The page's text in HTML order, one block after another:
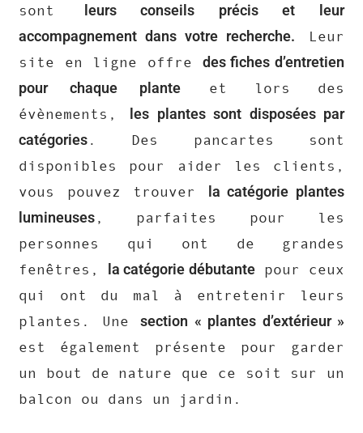
sont
leurs conseils précis et leur
accompagnement dans votre recherche. Leur
site en ligne offre des fiches d’entretien
pour chaque plante et lors des
évènements,
les plantes sont disposées par
catégories . Des pancartes sont
disponibles pour aider les clients,
vous pouvez trouver
la catégorie plantes
lumineuses , parfaites pour les
personnes qui ont de grandes
fenêtres,
la catégorie débutantepour ceux
qui ont du mal à entretenir leurs
plantes. Une section « plantes d’extérieur »
est également présente pour garder
un bout de nature que ce soit sur un
balcon ou dans un jardin.